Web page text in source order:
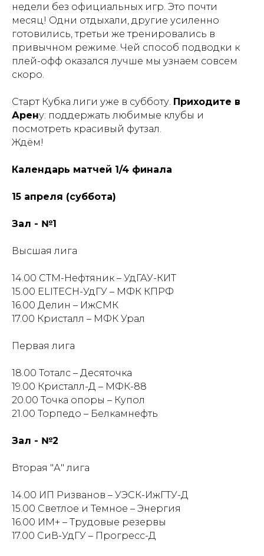
недели без официальных игр. Это почти
месяц! Одни отдыхали, другие усиленно
готовились, третьи же тренировались в
привычном режиме. Чей способ подводки к
плей-офф оказался лучше мы узнаем совсем
скоро.
Старт Кубка лиги уже в субботу. Приходите в
Арену: поддержать любимые клубы и
посмотреть красивый футзал.
Ждём!
Календарь матчей 1/4 финала
15 апреля (суббота)
Зал - №1
Высшая лига
14.00 СТМ-Нефтяник – УдГАУ-КИТ
15.00 ELITECH-УдГУ – МФК КПРФ
16.00 Делин – ИжСМК
17.00 Кристалл – МФК Урал
Первая лига
18.00 Тоталс – Десяточка
19.00 Кристалл-Д – МФК-88
20.00 Точка опоры – Купол
21.00 Торпедо – Белкамнефть
Зал - №2
Вторая "А" лига
14.00 ИП Ризванов – УЭСК-ИжГТУ-Д
15.00 Светлое и Темное – Энергия
16.00 ИМ+ – Трудовые резервы
17.00 СиВ-УдГУ – Прогресс-Д